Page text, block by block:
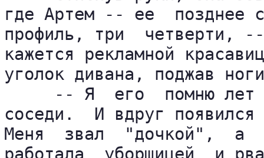
где Артем -- ее  позднее
профиль, три  четверти,
кажется рекламной
уголок дивана, поджав
-- Я  его  помню
соседи.  И вдруг
Меня  звал  "дочкой",  а
работала  уборщицей  и